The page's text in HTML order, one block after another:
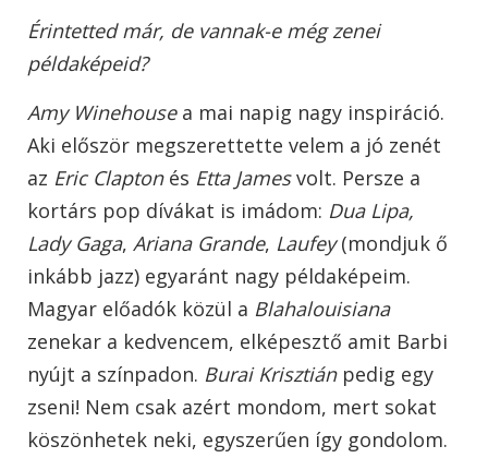
Érintetted már, de vannak-e még zenei
példaképeid?
Amy Winehousea mai napig nagy inspiráció.
Aki először megszerettette velem a jó zenét
az Eric Claptonés Etta Jamesvolt. Persze a
kortárs pop dívákat is imádom: Dua Lipa,
Lady Gaga, Ariana Grande, Laufey(mondjuk ő
inkább jazz) egyaránt nagy példaképeim.
Magyar előadók közül a Blahalouisiana
zenekar a kedvencem, elképesztő amit Barbi
nyújt a színpadon. Burai Krisztiánpedig egy
zseni! Nem csak azért mondom, mert sokat
köszönhetek neki, egyszerűen így gondolom.